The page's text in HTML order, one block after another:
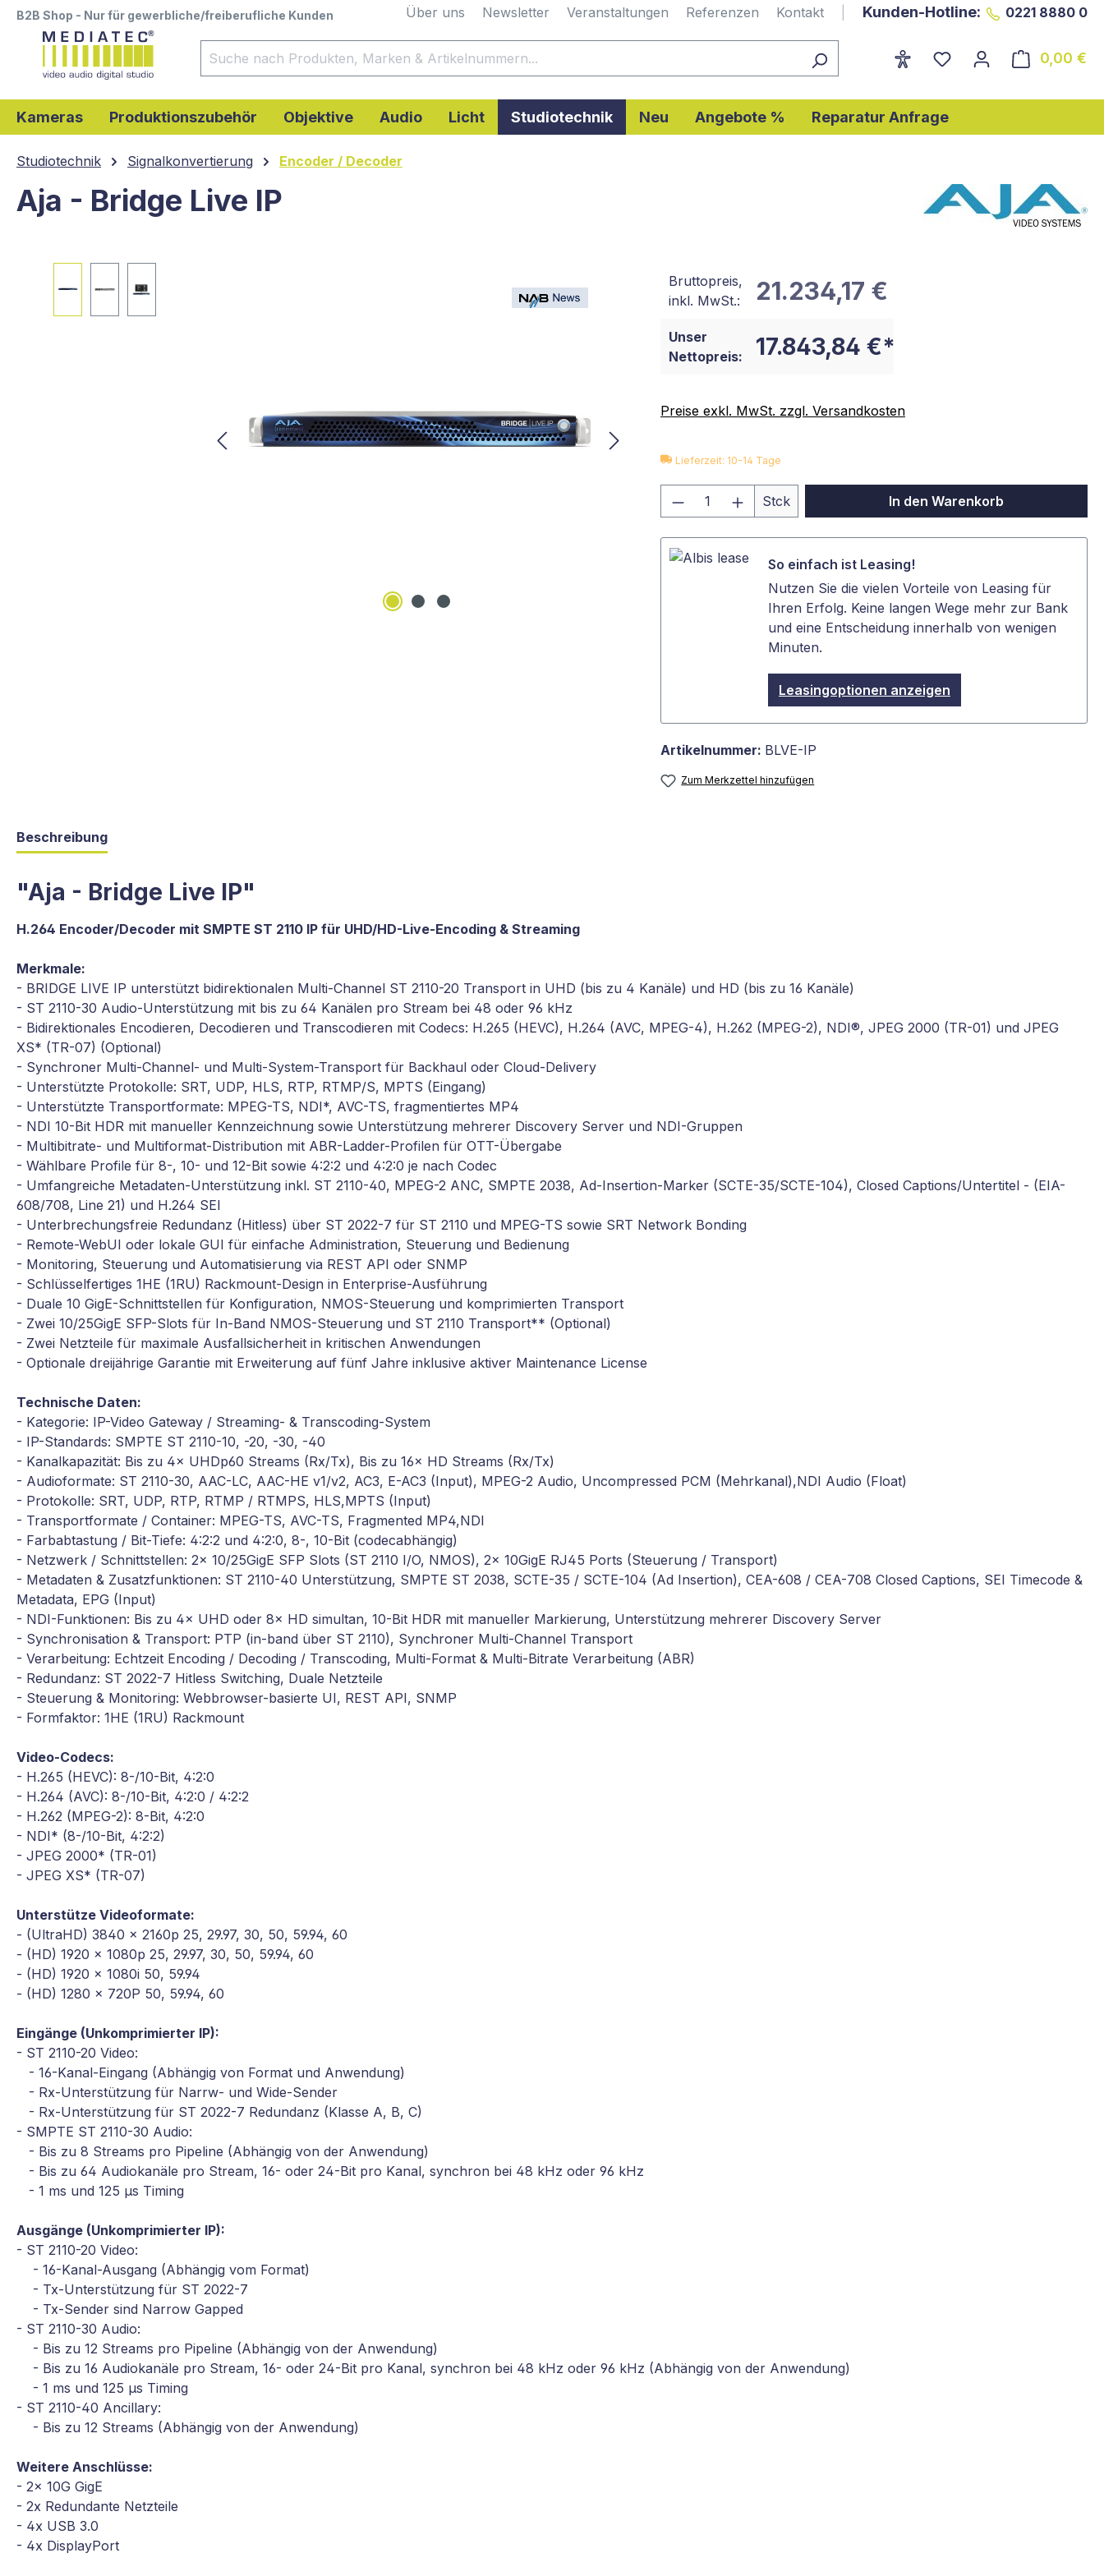
Zur Hauptnavigation springen
B2B Shop - Nur für gewerbliche/freiberufliche Kunden Über uns Newsletter Veranstaltungen Referenzen Kontakt Kunden-Hotline: 0221 8880 0
0,00 €
Kameras Produktionszubehör Objektive Audio Licht Studiotechnik Neu Angebote % Reparatur Anfrage
Studiotechnik Signalkonvertierung Encoder / Decoder
Aja - Bridge Live IP
Bruttopreis,
inkl. MwSt.:
21.234,17 €
Unser
Nettopreis:
17.843,84 €*
Preise exkl. MwSt. zzgl. Versandkosten
Lieferzeit: 10-14 Tage
Produkt Anzahl: Gib den gewünschten Wert
Stck In den Warenkorb
So einfach ist Leasing!
Nutzen Sie die vielen Vorteile von Leasing für
Ihren Erfolg. Keine langen Wege mehr zur Bank
und eine Entscheidung innerhalb von wenigen
Minuten.
Leasingoptionen anzeigen
Artikelnummer: BLVE-IP
Zum Merkzettel hinzufügen
Beschreibung
"Aja - Bridge Live IP"
H.264 Encoder/Decoder mit SMPTE ST 2110 IP für UHD/HD-Live-Encoding & Streaming
Merkmale:
- BRIDGE LIVE IP unterstützt bidirektionalen Multi-Channel ST 2110-20 Transport in UHD (bis zu 4 Kanäle) und HD (bis zu 16 Kanäle)
- ST 2110-30 Audio-Unterstützung mit bis zu 64 Kanälen pro Stream bei 48 oder 96 kHz
- Bidirektionales Encodieren, Decodieren und Transcodieren mit Codecs: H.265 (HEVC), H.264 (AVC, MPEG-4), H.262 (MPEG-2), NDI®, JPEG 2000 (TR-01) und JPEG
XS* (TR-07) (Optional)
- Synchroner Multi-Channel- und Multi-System-Transport für Backhaul oder Cloud-Delivery
- Unterstützte Protokolle: SRT, UDP, HLS, RTP, RTMP/S, MPTS (Eingang)
- Unterstützte Transportformate: MPEG-TS, NDI*, AVC-TS, fragmentiertes MP4
- NDI 10-Bit HDR mit manueller Kennzeichnung sowie Unterstützung mehrerer Discovery Server und NDI-Gruppen
- Multibitrate- und Multiformat-Distribution mit ABR-Ladder-Profilen für OTT-Übergabe
- Wählbare Profile für 8-, 10- und 12-Bit sowie 4:2:2 und 4:2:0 je nach Codec
- Umfangreiche Metadaten-Unterstützung inkl. ST 2110-40, MPEG-2 ANC, SMPTE 2038, Ad-Insertion-Marker (SCTE-35/SCTE-104), Closed Captions/Untertitel - (EIA-
608/708, Line 21) und H.264 SEI
- Unterbrechungsfreie Redundanz (Hitless) über ST 2022-7 für ST 2110 und MPEG-TS sowie SRT Network Bonding
- Remote-WebUI oder lokale GUI für einfache Administration, Steuerung und Bedienung
- Monitoring, Steuerung und Automatisierung via REST API oder SNMP
- Schlüsselfertiges 1HE (1RU) Rackmount-Design in Enterprise-Ausführung
- Duale 10 GigE-Schnittstellen für Konfiguration, NMOS-Steuerung und komprimierten Transport
- Zwei 10/25GigE SFP-Slots für In-Band NMOS-Steuerung und ST 2110 Transport** (Optional)
- Zwei Netzteile für maximale Ausfallsicherheit in kritischen Anwendungen
- Optionale dreijährige Garantie mit Erweiterung auf fünf Jahre inklusive aktiver Maintenance License
Technische Daten:
- Kategorie: IP-Video Gateway / Streaming- & Transcoding-System
- IP-Standards: SMPTE ST 2110-10, -20, -30, -40
- Kanalkapazität: Bis zu 4× UHDp60 Streams (Rx/Tx), Bis zu 16× HD Streams (Rx/Tx)
- Audioformate: ST 2110-30, AAC-LC, AAC-HE v1/v2, AC3, E-AC3 (Input), MPEG-2 Audio, Uncompressed PCM (Mehrkanal),NDI Audio (Float)
- Protokolle: SRT, UDP, RTP, RTMP / RTMPS, HLS,MPTS (Input)
- Transportformate / Container: MPEG-TS, AVC-TS, Fragmented MP4,NDI
- Farbabtastung / Bit-Tiefe: 4:2:2 und 4:2:0, 8-, 10-Bit (codecabhängig)
- Netzwerk / Schnittstellen: 2x 10/25GigE SFP Slots (ST 2110 I/O, NMOS), 2x 10GigE RJ45 Ports (Steuerung / Transport)
- Metadaten & Zusatzfunktionen: ST 2110-40 Unterstützung, SMPTE ST 2038, SCTE-35 / SCTE-104 (Ad Insertion), CEA-608 / CEA-708 Closed Captions, SEI Timecode &
Metadata, EPG (Input)
- NDI-Funktionen: Bis zu 4× UHD oder 8× HD simultan, 10-Bit HDR mit manueller Markierung, Unterstützung mehrerer Discovery Server
- Synchronisation & Transport: PTP (in-band über ST 2110), Synchroner Multi-Channel Transport
- Verarbeitung: Echtzeit Encoding / Decoding / Transcoding, Multi-Format & Multi-Bitrate Verarbeitung (ABR)
- Redundanz: ST 2022-7 Hitless Switching, Duale Netzteile
- Steuerung & Monitoring: Webbrowser-basierte UI, REST API, SNMP
- Formfaktor: 1HE (1RU) Rackmount
Video-Codecs:
- H.265 (HEVC): 8-/10-Bit, 4:2:0
- H.264 (AVC): 8-/10-Bit, 4:2:0 / 4:2:2
- H.262 (MPEG-2): 8-Bit, 4:2:0
- NDI* (8-/10-Bit, 4:2:2)
- JPEG 2000* (TR-01)
- JPEG XS* (TR-07)
Unterstütze Videoformate:
- (UltraHD) 3840 x 2160p 25, 29.97, 30, 50, 59.94, 60
- (HD) 1920 x 1080p 25, 29.97, 30, 50, 59.94, 60
- (HD) 1920 x 1080i 50, 59.94
- (HD) 1280 x 720P 50, 59.94, 60
Eingänge (Unkomprimierter IP):
- ST 2110-20 Video:
- 16-Kanal-Eingang (Abhängig von Format und Anwendung)
- Rx-Unterstützung für Narrw- und Wide-Sender
- Rx-Unterstützung für ST 2022-7 Redundanz (Klasse A, B, C)
- SMPTE ST 2110-30 Audio:
- Bis zu 8 Streams pro Pipeline (Abhängig von der Anwendung)
- Bis zu 64 Audiokanäle pro Stream, 16- oder 24-Bit pro Kanal, synchron bei 48 kHz oder 96 kHz
- 1 ms und 125 µs Timing
Ausgänge (Unkomprimierter IP):
- ST 2110-20 Video:
- 16-Kanal-Ausgang (Abhängig vom Format)
- Tx-Unterstützung für ST 2022-7
- Tx-Sender sind Narrow Gapped
- ST 2110-30 Audio:
- Bis zu 12 Streams pro Pipeline (Abhängig von der Anwendung)
- Bis zu 16 Audiokanäle pro Stream, 16- oder 24-Bit pro Kanal, synchron bei 48 kHz oder 96 kHz (Abhängig von der Anwendung)
- 1 ms und 125 µs Timing
- ST 2110-40 Ancillary:
- Bis zu 12 Streams (Abhängig von der Anwendung)
Weitere Anschlüsse:
- 2x 10G GigE
- 2x Redundante Netzteile
- 4x USB 3.0
- 4x DisplayPort